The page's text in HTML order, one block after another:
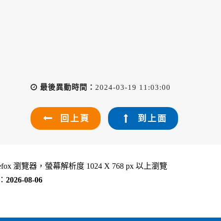
最後異動時間： 2024-03-19 11:03:00
回上頁 到上面
瀏覽器，螢幕解析度 1024 X 768 px 以上瀏覽
2026-08-06